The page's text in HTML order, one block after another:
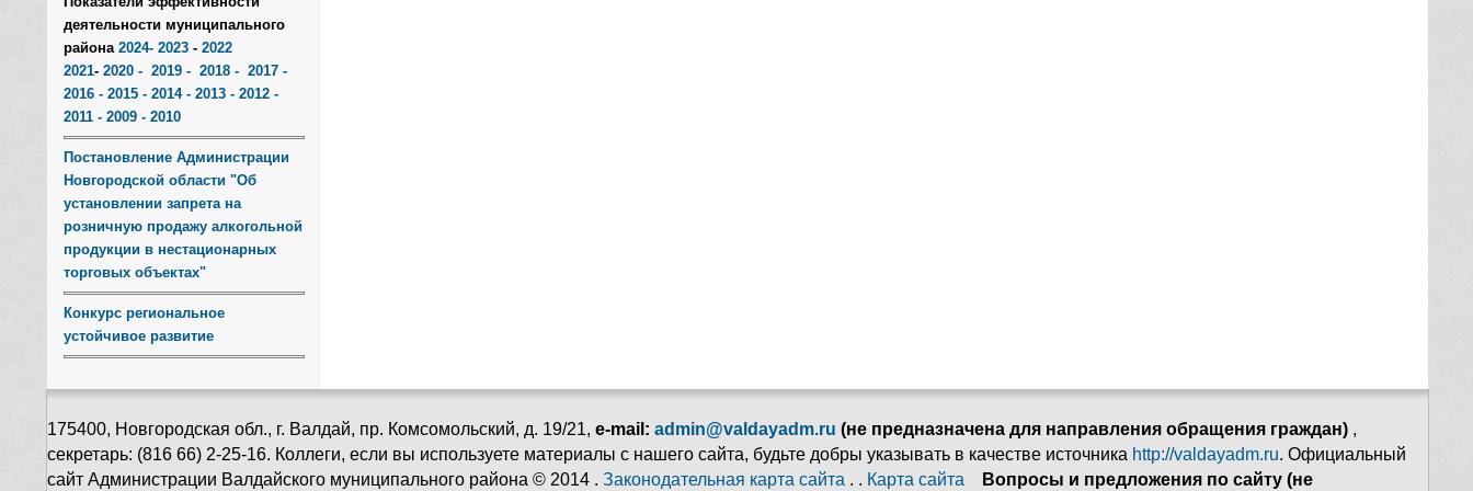
деятельности муниципального
района 2024- 2023 - 2022
2021- 2020 - 2019 - 2018 - 2017 -
2016 - 2015 - 2014 - 2013 - 2012 -
2011 - 2009 - 2010
Постановление Администрации
Новгородской области "Об
установлении запрета на
розничную продажу алкогольной
продукции в нестационарных
торговых объектах"
Конкурс региональное
устойчивое развитие
175400, Новгородская обл., г. Валдай, пр. Комсомольский, д. 19/21, e-mail: admin@valdayadm.ru (не предназначена для направления обращения граждан) ,
секретарь: (816 66) 2-25-16. Коллеги, если вы используете материалы с нашего сайта, будьте добры указывать в качестве источника http://valdayadm.ru. Официальный
сайт Администрации Валдайского муниципального района © 2014 . Законодательная карта сайта . . Карта сайта Вопросы и предложения по сайту (не